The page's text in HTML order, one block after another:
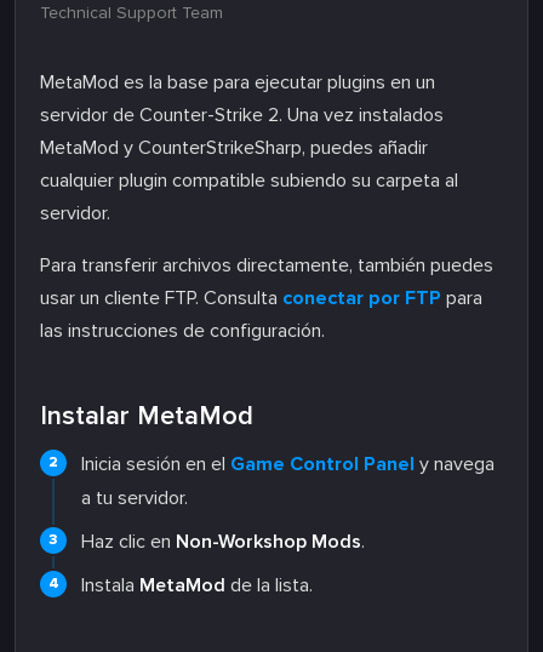
Technical Support Team
MetaMod es la base para ejecutar plugins en un
servidor de Counter-Strike 2. Una vez instalados
MetaMod y CounterStrikeSharp, puedes añadir
cualquier plugin compatible subiendo su carpeta al
servidor.
Para transferir archivos directamente, también puedes
usar un cliente FTP. Consulta conectar por FTP para
las instrucciones de configuración.
Instalar MetaMod
Inicia sesión en el Game Control Panel y navega
a tu servidor.
Haz clic en Non-Workshop Mods.
Instala MetaMod de la lista.